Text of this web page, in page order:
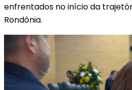
enfrentados no início da
Rondônia.